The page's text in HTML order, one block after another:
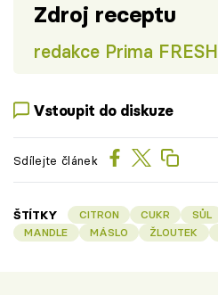
Zdroj receptu
redakce Prima FRESH
Vstoupit do diskuze
Sdílejte článek
ŠTÍTKY CITRON CUKR SŮL
MANDLE
MÁSLO ŽLOUTEK